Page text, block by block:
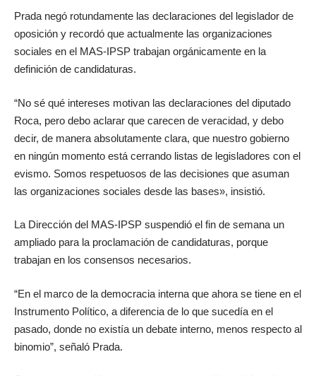
Prada negó rotundamente las declaraciones del legislador de
oposición y recordó que actualmente las organizaciones
sociales en el MAS-IPSP trabajan orgánicamente en la
definición de candidaturas.
“No sé qué intereses motivan las declaraciones del diputado
Roca, pero debo aclarar que carecen de veracidad, y debo
decir, de manera absolutamente clara, que nuestro gobierno
en ningún momento está cerrando listas de legisladores con el
evismo. Somos respetuosos de las decisiones que asuman
las organizaciones sociales desde las bases», insistió.
La Dirección del MAS-IPSP suspendió el fin de semana un
ampliado para la proclamación de candidaturas, porque
trabajan en los consensos necesarios.
“En el marco de la democracia interna que ahora se tiene en el
Instrumento Político, a diferencia de lo que sucedía en el
pasado, donde no existía un debate interno, menos respecto al
binomio”, señaló Prada.